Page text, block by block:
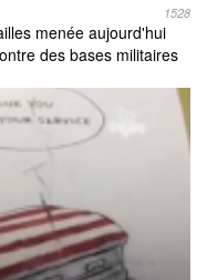
1528
menée aujourd'hui
des bases militaires